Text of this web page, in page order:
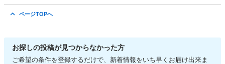
ページTOPへ
お探しの投稿が見つからなかった方
ご希望の条件を登録するだけで、新着情報をいち早くお届け出来ま